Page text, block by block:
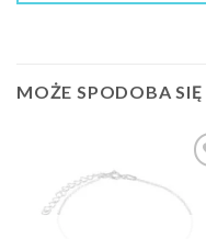
MOŻE SPODOBA
Dodaj
❤️